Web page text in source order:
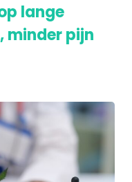
lange
minder pijn